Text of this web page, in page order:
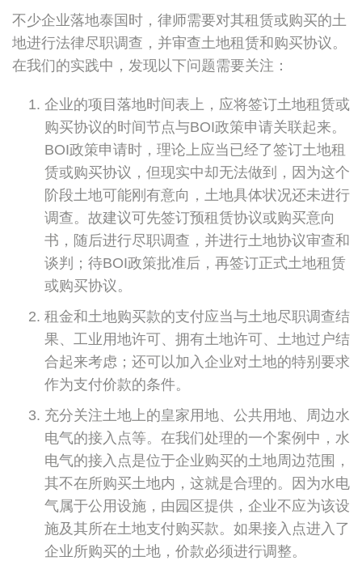
不少企业落地泰国时，律师需要对其租赁或购买的土
地进行法律尽职调查，并审查土地租赁和购买协议。
在我们的实践中，发现以下问题需要关注：
企业的项目落地时间表上，应将签订土地租赁或
购买协议的时间节点与BOI政策申请关联起来。
BOI政策申请时，理论上应当已经了签订土地租
赁或购买协议，但现实中却无法做到，因为这个
阶段土地可能刚有意向，土地具体状况还未进行
调查。故建议可先签订预租赁协议或购买意向
书，随后进行尽职调查，并进行土地协议审查和
谈判；待BOI政策批准后，再签订正式土地租赁
或购买协议。
租金和土地购买款的支付应当与土地尽职调查结
果、工业用地许可、拥有土地许可、土地过户结
合起来考虑；还可以加入企业对土地的特别要求
作为支付价款的条件。
充分关注土地上的皇家用地、公共用地、周边水
电气的接入点等。在我们处理的一个案例中，水
电气的接入点是位于企业购买的土地周边范围，
其不在所购买土地内，这就是合理的。因为水电
气属于公用设施，由园区提供，企业不应为该设
施及其所在土地支付购买款。如果接入点进入了
企业所购买的土地，价款必须进行调整。